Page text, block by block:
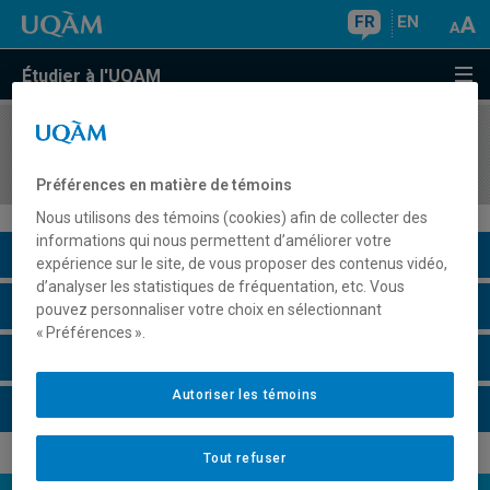
FR EN
Étudier à l'UQAM
COURS//
Description du cours
Horaire - Été 2026
Préférences en matière de témoins
Nous utilisons des témoins (cookies) afin de collecter des
informations qui nous permettent d’améliorer votre
expérience sur le site, de vous proposer des contenus vidéo,
d’analyser les statistiques de fréquentation, etc. Vous
pouvez personnaliser votre choix en sélectionnant
« Préférences ».
Tout refuser
Autoriser les témoins